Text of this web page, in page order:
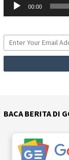
00:00
BACA BERITA DI